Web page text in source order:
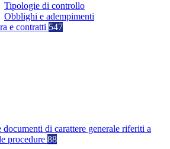
Tipologie di controllo
Obblighi e adempimenti
e contratti 547
documenti di carattere generale riferiti a
procedure 88